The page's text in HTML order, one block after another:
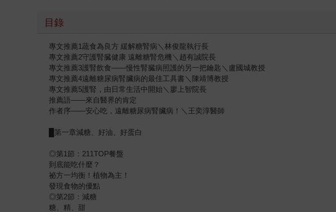
目錄
專文推薦1蔬食為良方 緩解糖腎病＼林俊龍執行長
專文推薦2守護腎臓健康 遠離糖腎危機＼趙有誠院長
專文推薦3護腎飲食——慢性腎臓病照護的另一把鑰匙＼盧國城教授
專文推薦4遠離糖尿病腎臟病的最佳工具書＼陳靖博教授
專文推薦5護腎，由日常生活中開始＼廖上智院長
推薦語——來自醫界的肯定
作者序——安心吃，遠離糖尿病腎臟病！＼王奕淳醫師
█第一章減糖、好油、好蛋白
◎第1節：211TOP餐盤
到底能吃什麼？
祕方一均衡！植物為主！
發現食物的優點
◎第2節：減糖
糖、精、甜